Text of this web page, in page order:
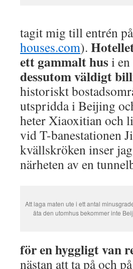
tagit mig till entrén på
houses.com).
ett gammalt husi
dessutom väldigt
historiskt
utspridda i Beijing
heter Xiaoxitian och
vid T-banestationen
kvällskröken inser
närheten av en
Att laga maten ute i ett antal
äta den utomhus bekommer inte
för en hyggligt van
nästan att ta på och